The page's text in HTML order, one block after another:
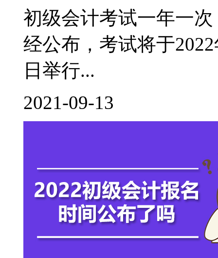
初级会计考试一年一
经公布，考试将于
日举行...
2021-09-13